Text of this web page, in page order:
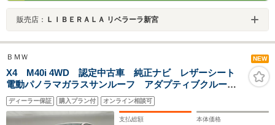
販売店： ＬＩＢＥＲＡＬＡ リベラーラ新宮
ＢＭＷ NEW
X4 M40i 4WD 認定中古車 純正ナビ レザーシート
電動パノラマガラスサンルーフ アダプティブクルーズ
コントロール アラウンドビューモニター
Harman/Kardon メモリー機能付きパワーシート
ETC LED
ディーラー保証 購入プラン付 オンライン相談可
支払総額 本体価格